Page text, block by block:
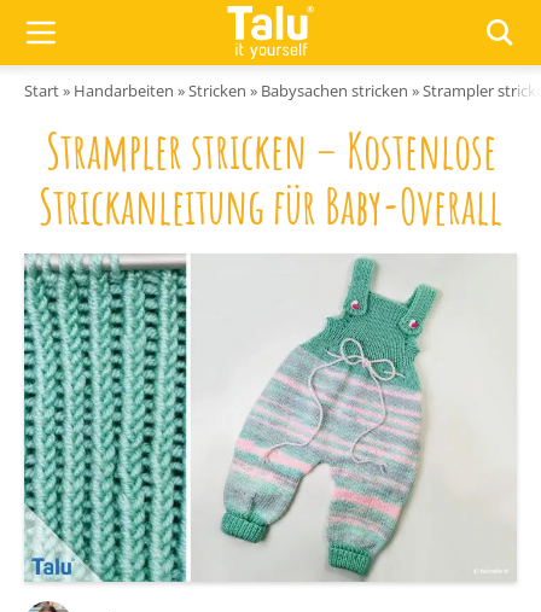
Start» Handarbeiten »Stricken » Babysachen stricken »Strampler
Strampler stricken – Kostenlose
Strickanleitung für Baby-Overall